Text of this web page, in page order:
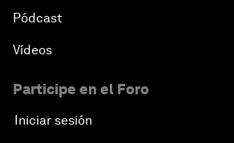
Pódcast
Vídeos
Participe en el Foro
Iniciar sesión